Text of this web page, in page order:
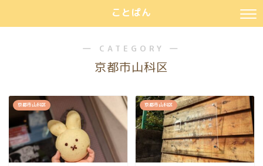
ことぱん
― CATEGORY ―
京都市山科区
京都市山科区 京都市山科区